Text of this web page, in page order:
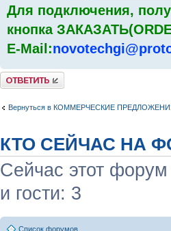
Для подключения,
кнопка
E-Mail:
Комментировать
Вернуться в КОММЕРЧЕСКИЕ
КТО СЕЙЧАС НА
Сейчас этот форум
и гости: 3
Список форумов